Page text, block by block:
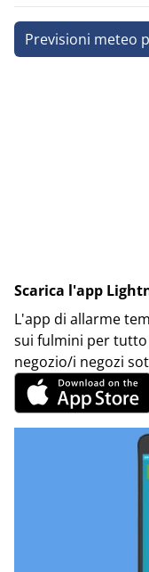
Previsioni meteo
Scarica l'app
L'app di allarme
sui fulmini per tutto
negozio/i negozi